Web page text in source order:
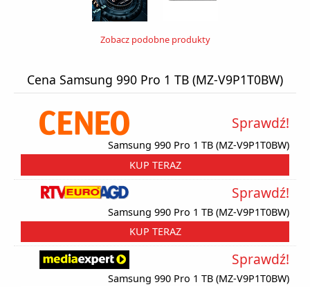
Zobacz podobne produkty
Cena Samsung 990 Pro 1 TB (MZ-V9P1T0BW)
Samsung 990 Pro 1 TB (MZ-V9P1T0BW)
Sprawdź!
KUP TERAZ
Samsung 990 Pro 1 TB (MZ-V9P1T0BW)
Sprawdź!
KUP TERAZ
Samsung 990 Pro 1 TB (MZ-V9P1T0BW)
Sprawdź!